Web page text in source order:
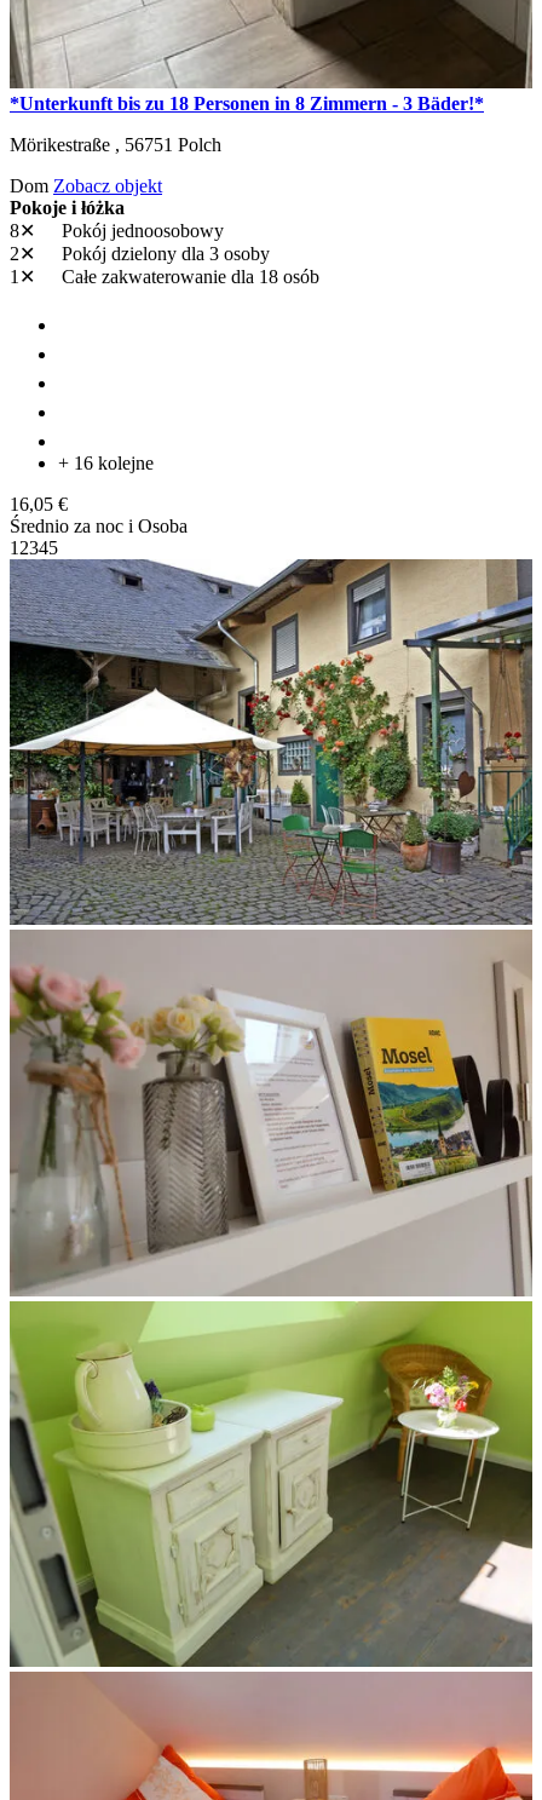
*Unterkunft bis zu 18 Personen in 8 Zimmern - 3 Bäder!*
Mörikestraße , 56751 Polch
Dom Zobacz objekt
Pokoje i łóżka
8✕
Pokój jednoosobowy
2✕
Pokój dzielony dla 3 osoby
1✕
Całe zakwaterowanie dla 18 osób
+ 16 kolejne
16,05 €
Średnio za noc i Osoba
1 2345